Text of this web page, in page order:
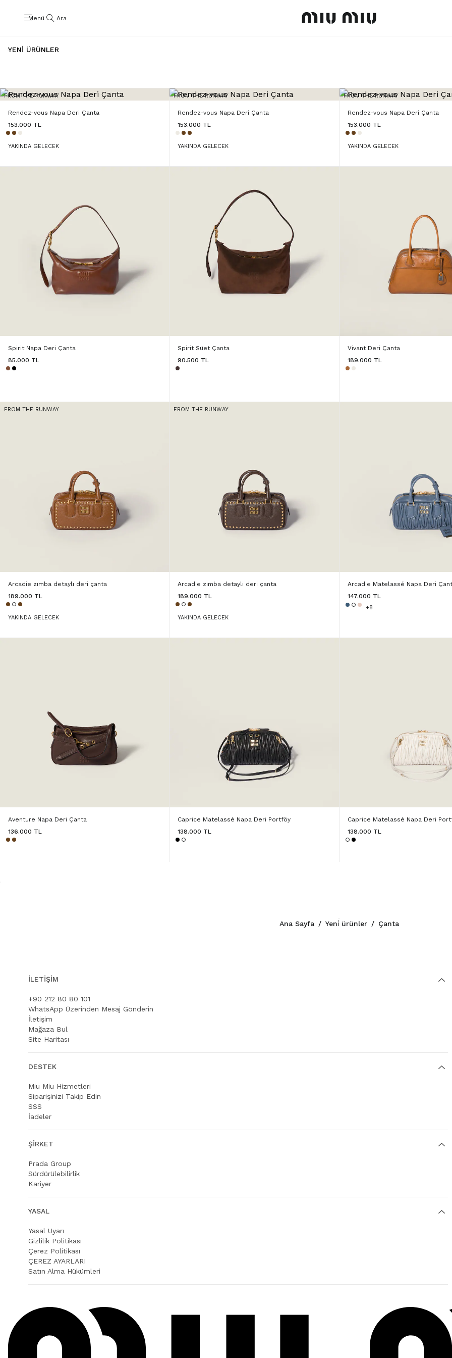
Menü Ara
YENİ ÜRÜNLER
FROM THE RUNWAY
Rendez-vous Napa Deri Çanta
153.000 TL
YAKINDA GELECEK
FROM THE RUNWAY
Rendez-vous Napa Deri Çanta
153.000 TL
YAKINDA GELECEK
FROM THE RUNWAY
Rendez-vous Napa Deri Çanta
153.000 TL
YAKINDA GELECEK
Spirit Napa Deri Çanta
85.000 TL
Spirit Süet Çanta
90.500 TL
Vivant Deri Çanta
189.000 TL
FROM THE RUNWAY
Arcadie zımba detaylı deri çanta
189.000 TL
YAKINDA GELECEK
FROM THE RUNWAY
Arcadie zımba detaylı deri çanta
189.000 TL
YAKINDA GELECEK
Arcadie Matelassé Napa Deri
147.000 TL
+8
Aventure Napa Deri Çanta
136.000 TL
Caprice Matelassé Napa Deri Portföy
138.000 TL
Caprice Matelassé Napa Deri
138.000 TL
Ana Sayfa / Yeni̇ ürünler / Çanta
İLETIŞIM
+90 212 80 80 101
WhatsApp Üzerinden Mesaj Gönderin
İletişim
Mağaza Bul
Site Haritası
DESTEK
Miu Miu Hizmetleri
Siparişinizi Takip Edin
SSS
İadeler
ŞIRKET
Prada Group
Sürdürülebilirlik
Kariyer
YASAL
Yasal Uyarı
Gizlilik Politikası
Çerez Politikası
ÇEREZ AYARLARI
Satın Alma Hükümleri